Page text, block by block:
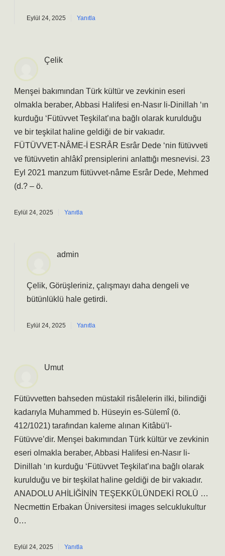
Eylül 24, 2025 Yanıtla
Çelik
Menşei bakımından Türk kültür ve zevkinin eseri
olmakla beraber, Abbasi Halifesi en-Nasır li-Dinillah ‘ın
kurduğu ‘Fütüvvet Teşkilat’ına bağlı olarak kurulduğu
ve bir teşkilat haline geldiği de bir vakıadır.
FÜTÜVVET-NÂME-İ ESRÂR Esrâr Dede ‘nin fütüvveti
ve fütüvvetin ahlâkî prensiplerini anlattığı mesnevisi. 23
Eyl 2021 manzum fütüvvet-nâme Esrâr Dede, Mehmed
(d.? – ö.
Eylül 24, 2025 Yanıtla
admin
Çelik, Görüşleriniz, çalışmayı daha dengeli ve
bütünlüklü hale getirdi.
Eylül 24, 2025 Yanıtla
Umut
Fütüvvetten bahseden müstakil risâlelerin ilki, bilindiği
kadarıyla Muhammed b. Hüseyin es-Sülemî (ö.
412/1021) tarafından kaleme alınan Kitâbü’l-
Fütüvve’dir. Menşei bakımından Türk kültür ve zevkinin
eseri olmakla beraber, Abbasi Halifesi en-Nasır li-
Dinillah ‘ın kurduğu ‘Fütüvvet Teşkilat’ına bağlı olarak
kurulduğu ve bir teşkilat haline geldiği de bir vakıadır.
ANADOLU AHİLİĞİNİN TEŞEKKÜLÜNDEKİ ROLÜ …
Necmettin Erbakan Üniversitesi images selcuklukultur
0…
Eylül 24, 2025 Yanıtla